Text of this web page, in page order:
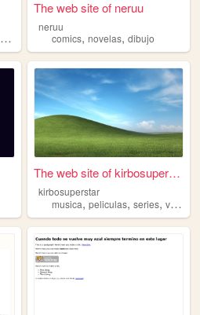
, dibujo
The web site of neruu
neruu
comics,novelas,dibujo
The web site of kirbosuperst...
kirbosuperstar
musica,peliculas,series,videojuegos